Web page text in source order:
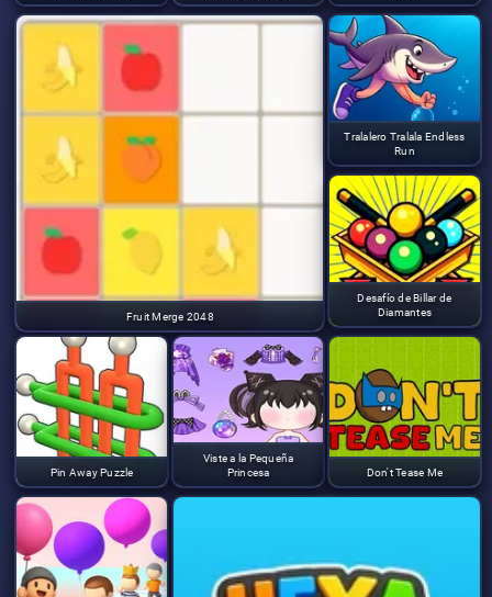
Fruit Merge 2048
Tralalero Tralala Endless
Run
Desafío de Billar de
Diamantes
Pin Away Puzzle
Viste a la Pequeña
Princesa
Don't Tease Me